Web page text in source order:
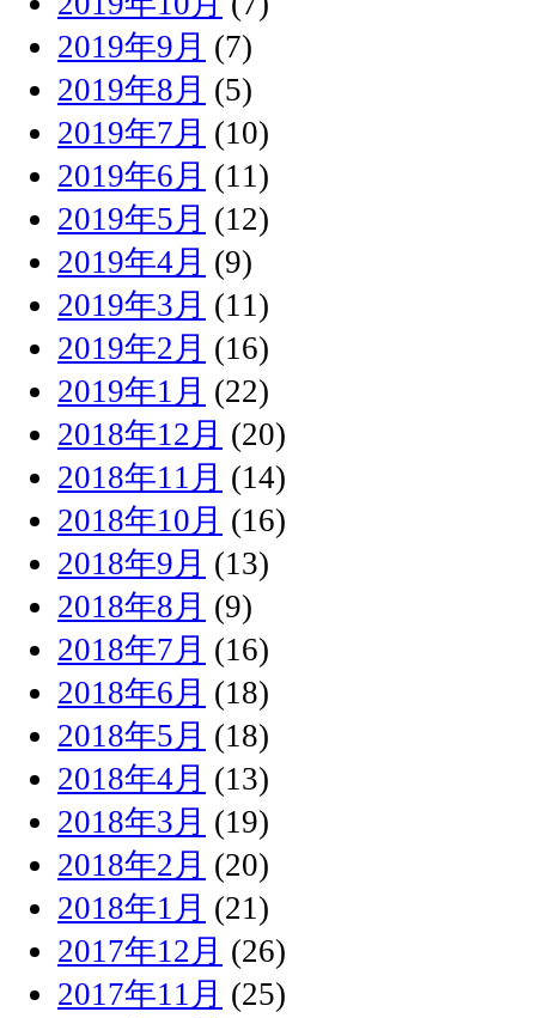
2019年9月 (7)
2019年8月 (5)
2019年7月 (10)
2019年6月 (11)
2019年5月 (12)
2019年4月 (9)
2019年3月 (11)
2019年2月 (16)
2019年1月 (22)
2018年12月 (20)
2018年11月 (14)
2018年10月 (16)
2018年9月 (13)
2018年8月 (9)
2018年7月 (16)
2018年6月 (18)
2018年5月 (18)
2018年4月 (13)
2018年3月 (19)
2018年2月 (20)
2018年1月 (21)
2017年12月 (26)
2017年11月 (25)